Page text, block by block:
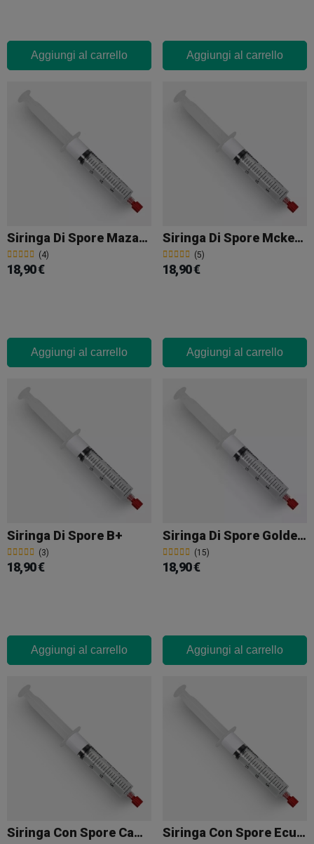
Aggiungi al carrello Aggiungi al carrello
Siringa Di Spore Mazatapec
(4)
18,90 €
Aggiungi al carrello
Siringa Di Spore Mckennaii
(5)
18,90 €
Aggiungi al carrello
Siringa Di Spore B+
(3)
18,90 €
Aggiungi al carrello
Siringa Di Spore Golden Teacher
(15)
18,90 €
Aggiungi al carrello
Siringa Con Spore Cambodia Siringa Con Spore Ecuador